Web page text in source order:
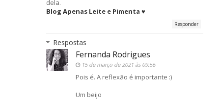
dela.
Blog Apenas Leite e Pimenta ♥
Responder
Respostas
Fernanda Rodrigues
15 de março de 2021 às 09:56
Pois é. A reflexão é importante :)
Um beijo